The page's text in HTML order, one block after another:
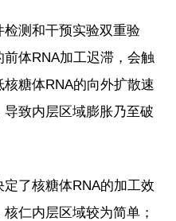
测和干预实验双重验
体RNA加工迟滞，会触
糖体RNA的向外扩散速
致内层区域膨胀乃至破
了核糖体RNA的加工效
仁内层区域较为简单；